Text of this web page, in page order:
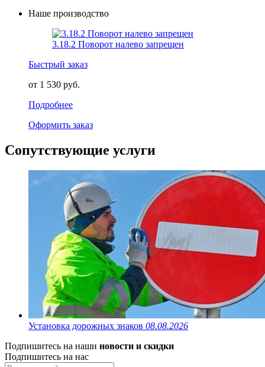
Наше производство
3.18.2 Поворот налево запрещен
Быстрый заказ
от 1 530 руб.
Подробнее
Оформить заказ
Сопутствующие услуги
Установка дорожных знаков 08.08.2026
Подпишитесь на наши новости и скидки
Подпишитесь на нас